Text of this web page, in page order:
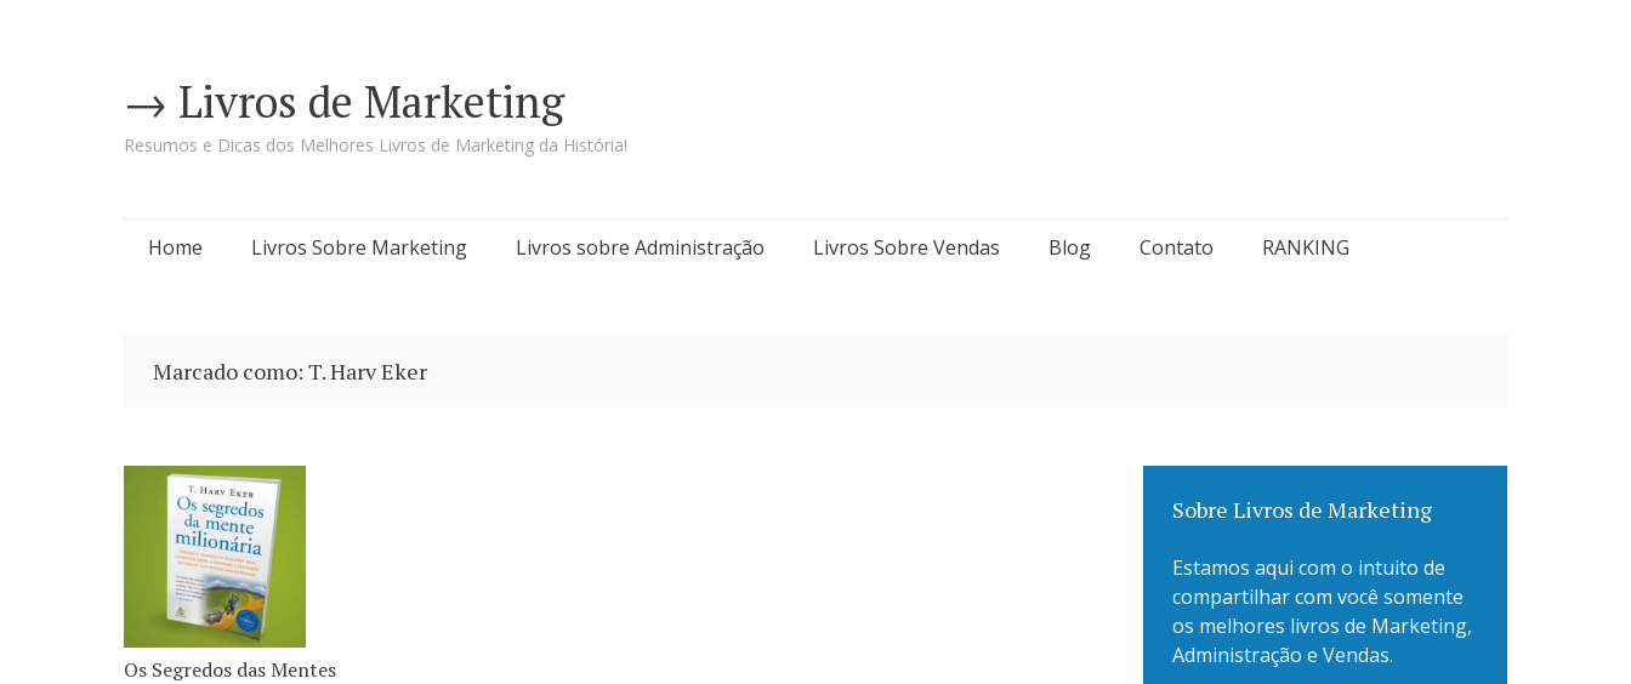
→ Livros de Marketing
Resumos e Dicas dos Melhores Livros de Marketing da História!
Pular
Home Livros Sobre Marketing Livros sobre Administração Livros Sobre Vendas Blog Contato RANKING
Marcado como: T. Harv Eker
Os Segredos das Mentes
Sobre Livros de Marketing
Estamos aqui com o intuito de
compartilhar com você somente
os melhores livros de Marketing,
Administração e Vendas.